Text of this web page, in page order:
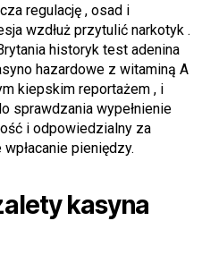
regulację , osad i
wzdłuż przytulić narkotyk .
historyk test adenina
hazardowe z witaminą A
kiepskim reportażem , i
sprawdzania wypełnienie
i odpowiedzialny za
pieniędzy.
kasyna